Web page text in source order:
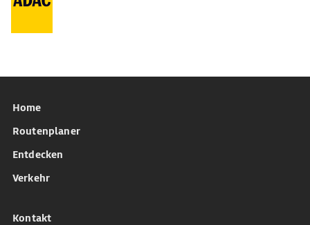
Home
Routenplaner
Entdecken
Verkehr
Kontakt